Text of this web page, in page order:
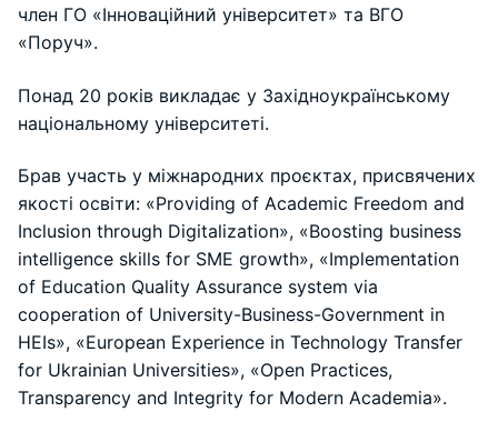
член ГО «Інноваційний університет» та ВГО
«Поруч».
Понад 20 років викладає у Західноукраїнському
національному університеті.
Брав участь у міжнародних проєктах, присвячених
якості освіти: «Providing of Academic Freedom and
Inclusion through Digitalization», «Boosting business
intelligence skills for SME growth», «Implementation
of Education Quality Assurance system via
cooperation of University-Business-Government in
HEIs», «European Experience in Technology Transfer
for Ukrainian Universities», «Open Practices,
Transparency and Integrity for Modern Academia».